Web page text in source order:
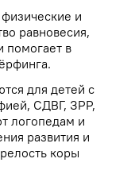
и
равновесия,
помогает в
для детей с
СДВГ, ЗРР,
логопедам и
развития и
коры